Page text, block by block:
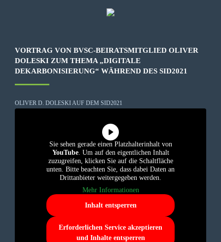
VORTRAG VON BVSC-BEIRATSMITGLIED OLIVER
DOLESKI ZUM THEMA „DIGITALE
DEKARBONISIERUNG“ WÄHREND DES SID2021
OLIVER D. DOLESKI AUF DEM SID2021
Sie sehen gerade einen Platzhalterinhalt von
YouTube. Um auf den eigentlichen Inhalt
zuzugreifen, klicken Sie auf die Schaltfläche
unten. Bitte beachten Sie, dass dabei Daten an
Drittanbieter weitergegeben werden.
Mehr Informationen
Inhalt entsperren
Erforderlichen Service akzeptieren
und Inhalte entsperren